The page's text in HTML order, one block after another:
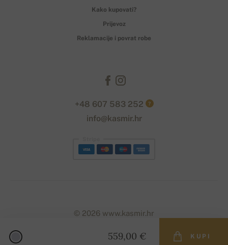
559,00 € KUPI
Kako kupovati?
Prijevoz
Reklamacije i povrat robe
+48 607 583 252 ?
info@kasmir.hr
© 2026 www.kasmir.hr
naum. | Powered by .